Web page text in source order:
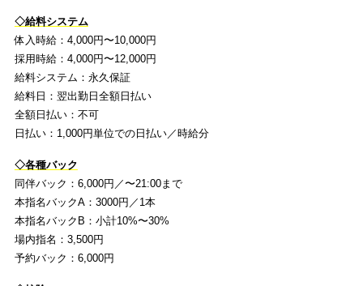
◇給料システム
体入時給：4,000円〜10,000円
採用時給：4,000円〜12,000円
給料システム：永久保証
給料日：翌出勤日全額日払い
全額日払い：不可
日払い：1,000円単位での日払い／時給分
◇各種バック
同伴バック：6,000円／〜21:00まで
本指名バックA：3000円／1本
本指名バックB：小計10%〜30%
場内指名：3,500円
予約バック：6,000円